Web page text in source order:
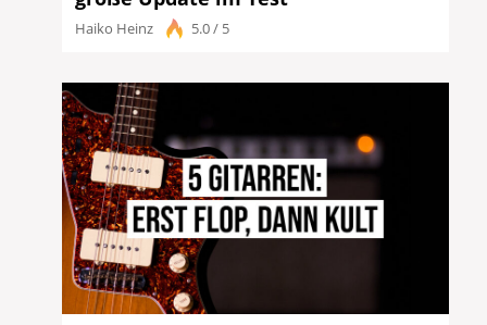
Haiko Heinz 5.0 / 5